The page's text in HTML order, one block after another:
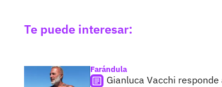
Te puede interesar:
Farándula
Gianluca Vacchi